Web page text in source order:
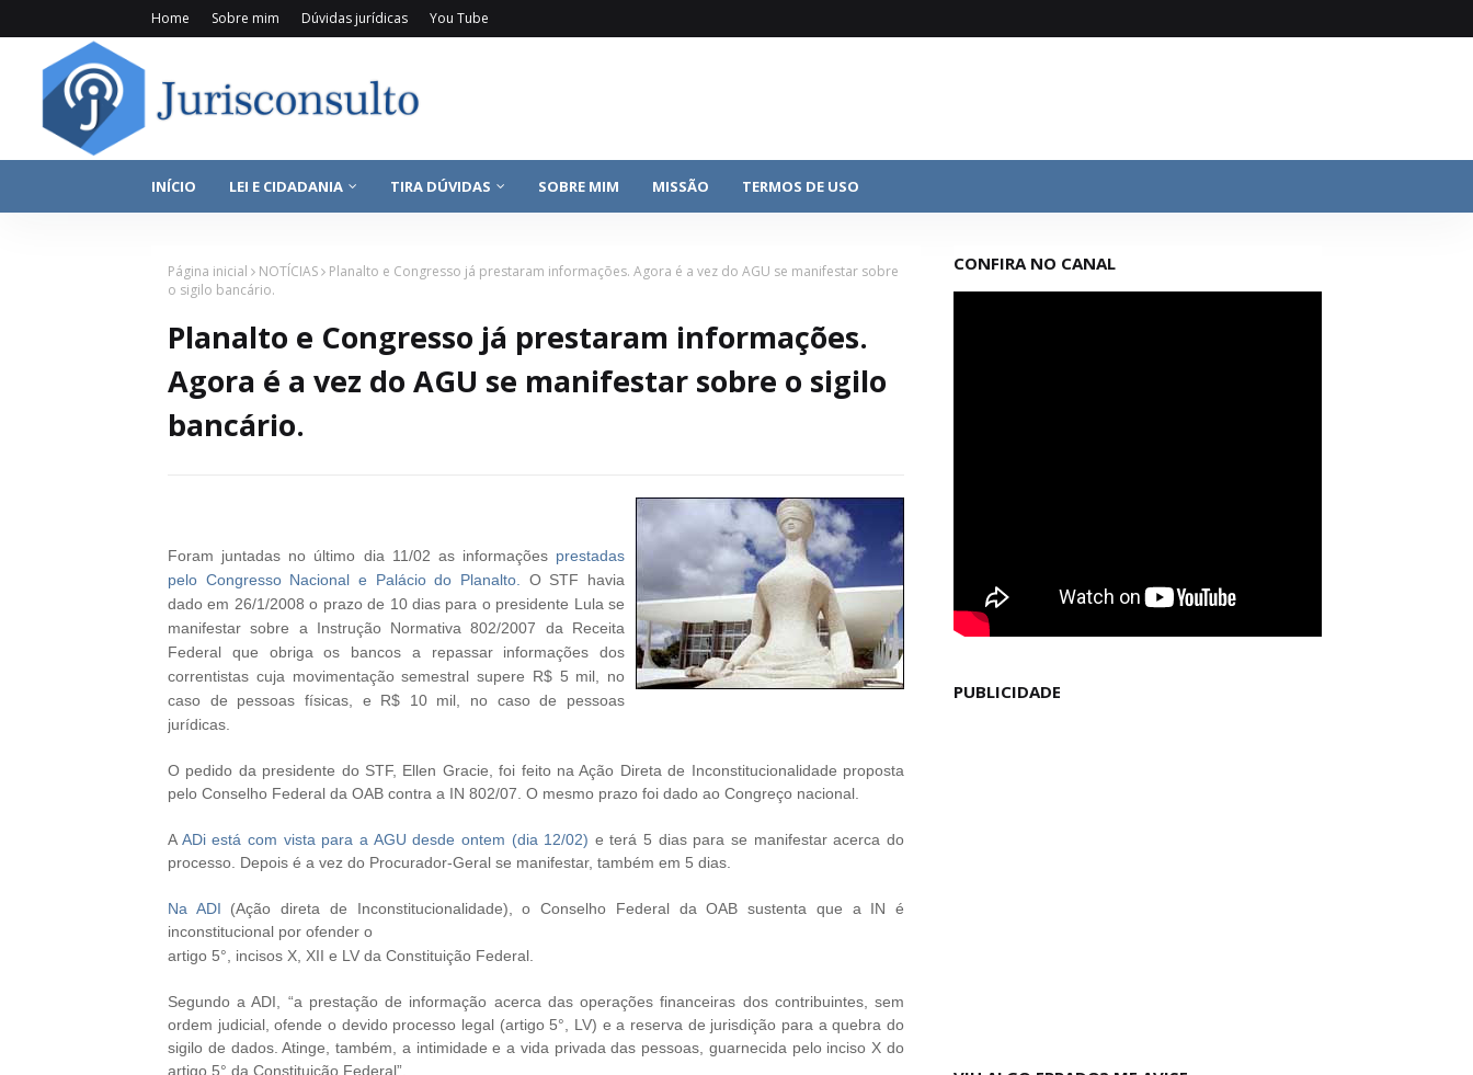
Home Sobre mim Dúvidas jurídicas You Tube
INÍCIO LEI E CIDADANIA TIRA DÚVIDAS SOBRE MIM MISSÃO TERMOS DE USO
Página inicial NOTÍCIAS
Planalto e Congresso já prestaram informações. Agora é a vez do AGU se manifestar sobre
o sigilo bancário.
Planalto e Congresso já prestaram informações.
Agora é a vez do AGU se manifestar sobre o sigilo
bancário.
Foram juntadas no último dia 11/02 as informações prestadas
pelo Congresso Nacional e Palácio do Planalto. O STF havia
dado em 26/1/2008 o prazo de 10 dias para o presidente Lula se
manifestar sobre a Instrução Normativa 802/2007 da Receita
Federal que obriga os bancos a repassar informações dos
correntistas cuja movimentação semestral supere R$ 5 mil, no
caso de pessoas físicas, e R$ 10 mil, no caso de pessoas
jurídicas.
O pedido da presidente do STF, Ellen Gracie, foi feito na Ação Direta de Inconstitucionalidade proposta
pelo Conselho Federal da OAB contra a IN 802/07. O mesmo prazo foi dado ao Congreço nacional.
A ADi está com vista para a AGU desde ontem (dia 12/02) e terá 5 dias para se manifestar acerca do
processo. Depois é a vez do Procurador-Geral se manifestar, também em 5 dias.
Na ADI (Ação direta de Inconstitucionalidade), o Conselho Federal da OAB sustenta que a IN é
inconstitucional por ofender o
artigo 5°, incisos X, XII e LV da Constituição Federal.
Segundo a ADI, “a prestação de informação acerca das operações financeiras dos contribuintes, sem
ordem judicial, ofende o devido processo legal (artigo 5°, LV) e a reserva de jurisdição para a quebra do
sigilo de dados. Atinge, também, a intimidade e a vida privada das pessoas, guarnecida pelo inciso X do
artigo 5° da Constituição Federal”.
CONFIRA NO CANAL
PUBLICIDADE